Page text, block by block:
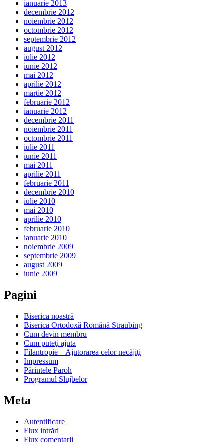
ianuarie 2013
decembrie 2012
noiembrie 2012
octombrie 2012
septembrie 2012
august 2012
iulie 2012
iunie 2012
mai 2012
aprilie 2012
martie 2012
februarie 2012
ianuarie 2012
decembrie 2011
noiembrie 2011
octombrie 2011
iulie 2011
iunie 2011
mai 2011
aprilie 2011
februarie 2011
decembrie 2010
iulie 2010
mai 2010
aprilie 2010
februarie 2010
ianuarie 2010
noiembrie 2009
septembrie 2009
august 2009
iunie 2009
Pagini
Biserica noastră
Biserica Ortodoxă Română Straubing
Cum devin membru
Cum puteţi ajuta
Filantropie – Ajutorarea celor necăjiţi
Impressum
Părintele Paroh
Programul Slujbelor
Meta
Autentificare
Flux intrări
Flux comentarii